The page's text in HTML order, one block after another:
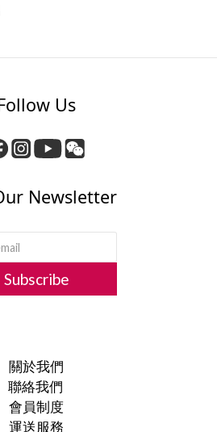
Us
Newsletter
Subscribe
關於我們
聯絡我們
會員制度
運送服務